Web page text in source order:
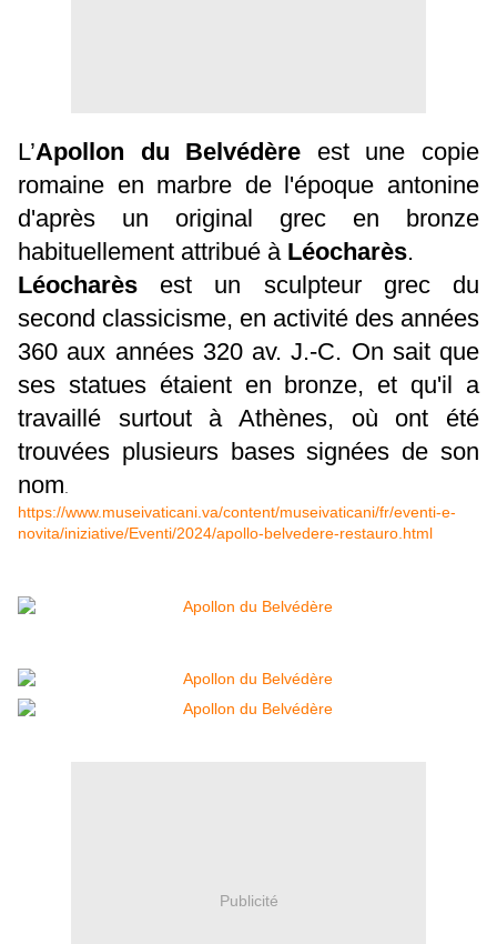
L’Apollon du Belvédère est une copie
romaine en marbre de l'époque antonine
d'après un original grec en bronze
habituellement attribué à Léocharès.
Léocharès est un sculpteur grec du
second classicisme, en activité des années
360 aux années 320 av. J.-C. On sait que
ses statues étaient en bronze, et qu'il a
travaillé surtout à Athènes, où ont été
trouvées plusieurs bases signées de son
nom
https://www.museivaticani.va/content/museivaticani/fr/eventi-e-
novita/iniziative/Eventi/2024/apollo-belvedere-restauro.html
Publicité